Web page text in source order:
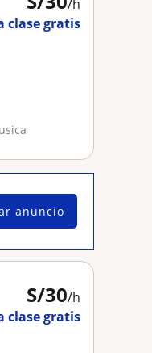
/h
clase gratis
anuncio
S/30/h
clase gratis